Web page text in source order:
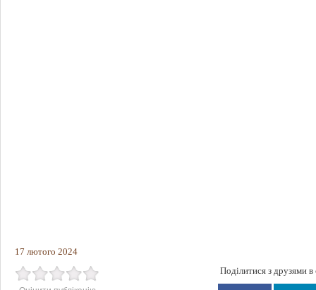
17 лютого 2024
Поділитися з друзями